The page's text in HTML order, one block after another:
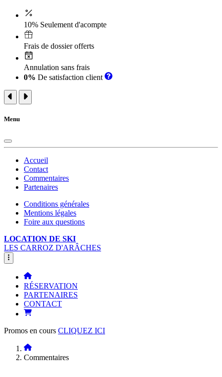
10% Seulement d'acompte
Frais de dossier offerts
Annulation sans frais
0% De satisfaction client
Menu
Accueil
Contact
Commentaires
Partenaires
Conditions générales
Mentions légales
Foire aux questions
LOCATION DE SKI
LES CARROZ D'ARÂCHES
RÉSERVATION
PARTENAIRES
CONTACT
Promos en cours CLIQUEZ ICI
Commentaires